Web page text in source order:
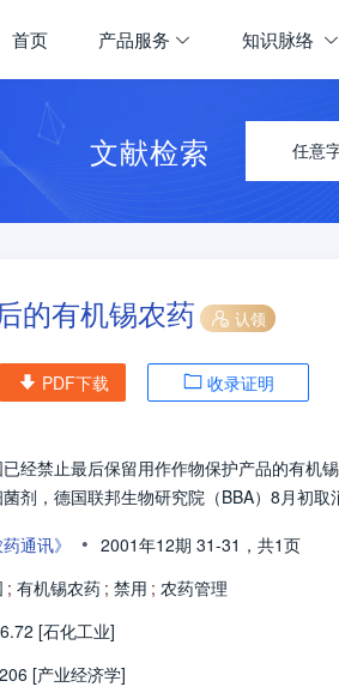
首页 产品服务 知识脉络
文献检索 任意
的有机锡农药 认领
PDF下载 收录证明
经禁止最后保留用作作物保护产品的有机
剂，德国联邦生物研究院（BBA）8月初
药通讯》 • 2001年12期 31-31， 共1页
; 有机锡农药 ; 禁用 ; 农药管理
[石化工业]
[产业经济学]